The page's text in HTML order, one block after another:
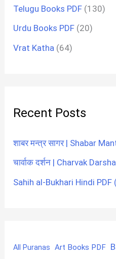
Telugu Books PDF (130)
Urdu Books PDF (20)
Vrat Katha (64)
Recent Posts
शाबर मन्त्र सागर | Shabar
चार्वाक दर्शन | Charvak
Sahih al-Bukhari Hindi PDF
All Puranas Art Books PDF